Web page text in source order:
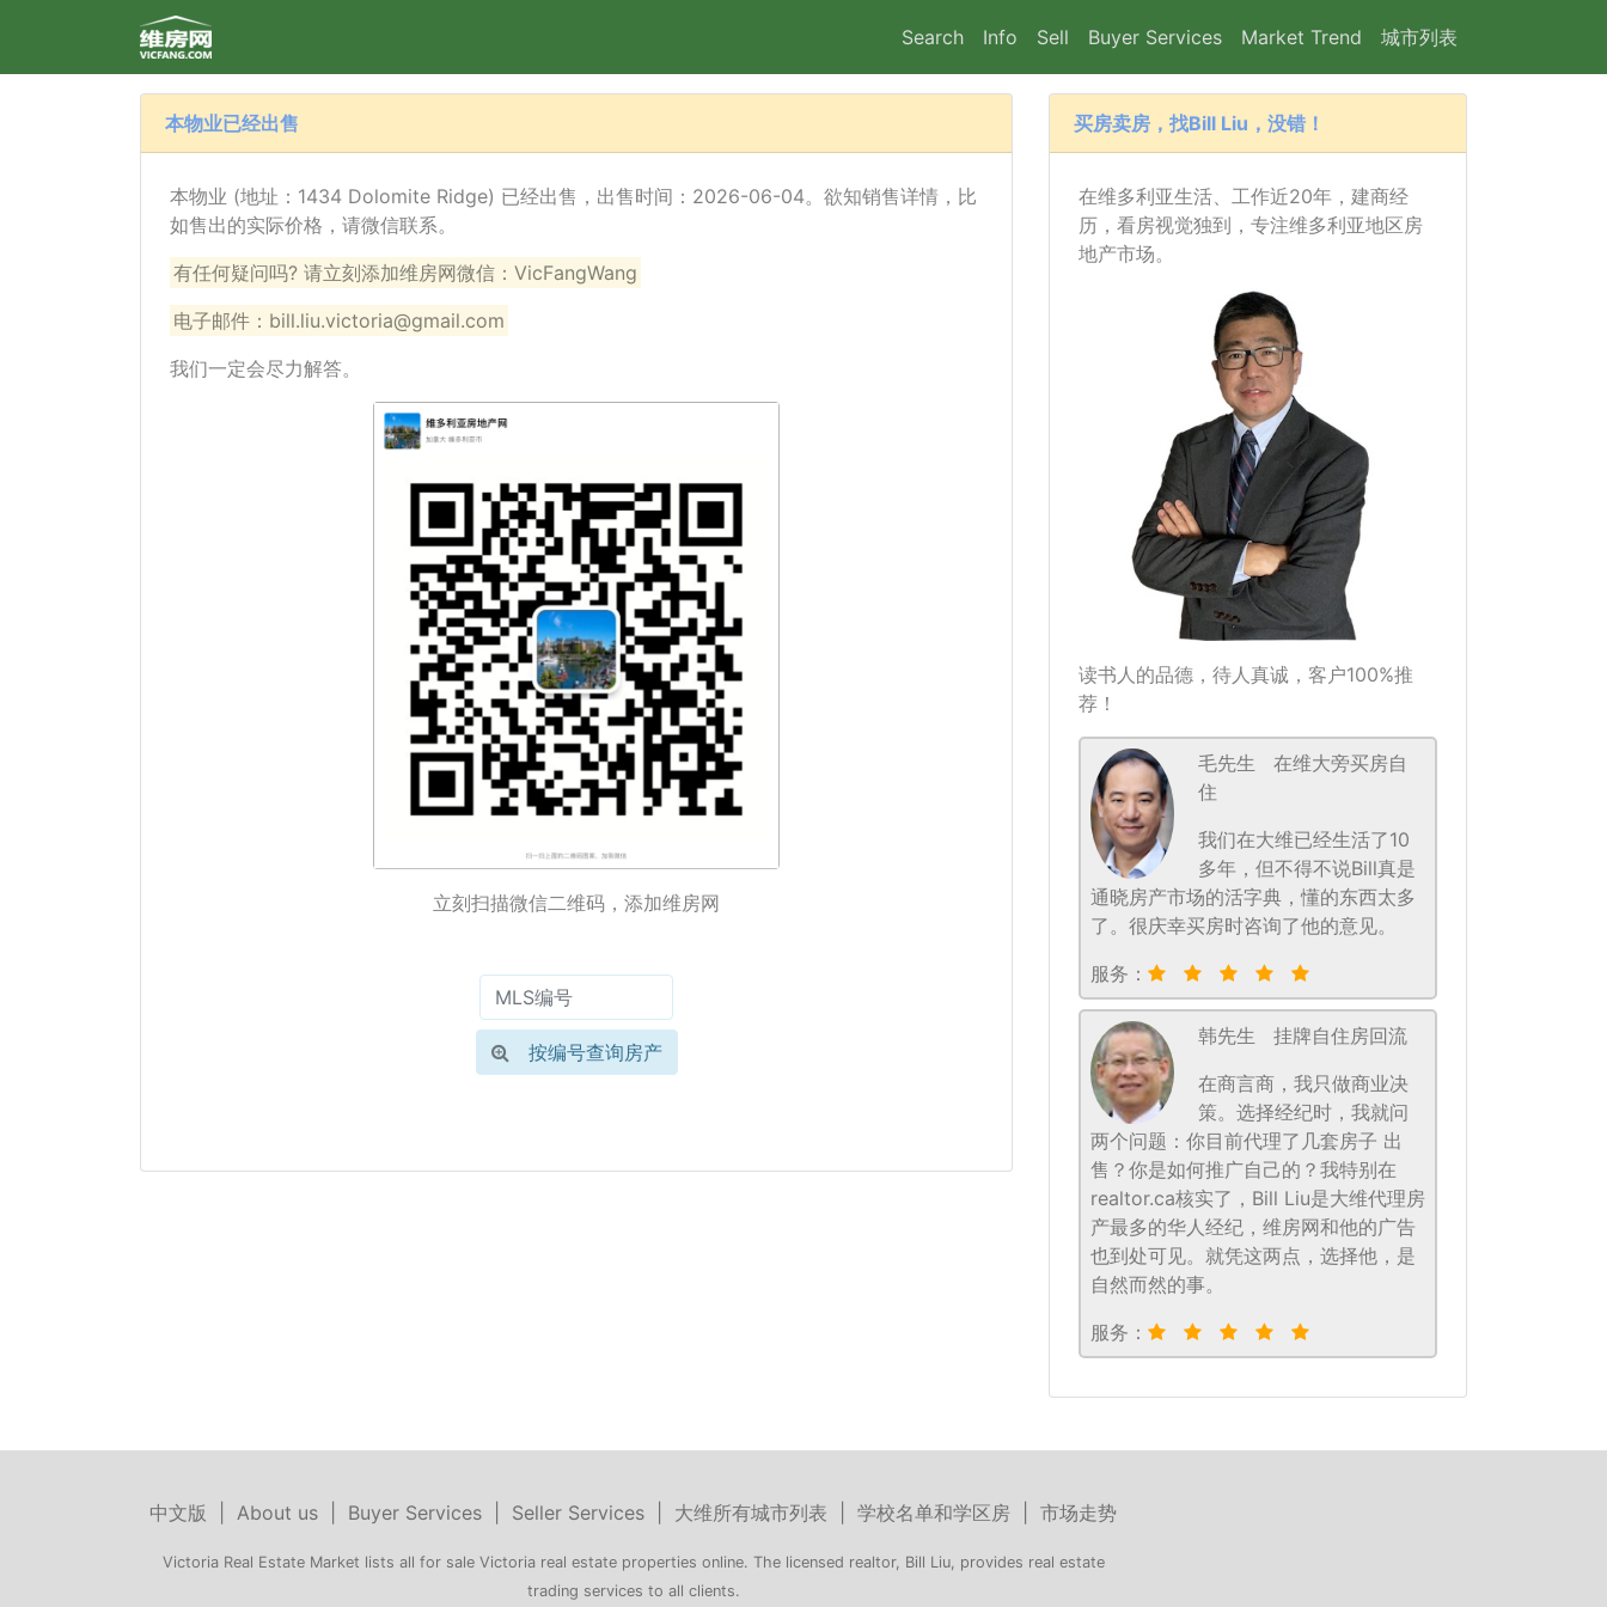
Search Info Sell Buyer Services Market Trend 城市列表
本物业已经出售
本物业 (地址：1434 Dolomite Ridge) 已经出售，出售时间：2026-06-04。欲知销售详情，比
如售出的实际价格，请微信联系。
有任何疑问吗? 请立刻添加维房网微信：VicFangWang
电子邮件：bill.liu.victoria@gmail.com
我们一定会尽力解答。
立刻扫描微信二维码，添加维房网
按编号查询房产
买房卖房，找Bill Liu，没错！
在维多利亚生活、工作近20年，建商经
历，看房视觉独到，专注维多利亚地区房
地产市场。
读书人的品德，待人真诚，客户100%推
荐！
毛先生
在维大旁买房自
住
我们在大维已经生活了10
多年，但不得不说Bill真是
通晓房产市场的活字典，懂的东西太多
了。很庆幸买房时咨询了他的意见。
服务：
韩先生
挂牌自住房回流
在商言商，我只做商业决
策。选择经纪时，我就问
两个问题：你目前代理了几套房子 出
售？你是如何推广自己的？我特别在
realtor.ca核实了，Bill Liu是大维代理房
产最多的华人经纪，维房网和他的广告
也到处可见。就凭这两点，选择他，是
自然而然的事。
服务：
中文版 About us Buyer Services Seller Services 大维所有城市列表 学校名单和学区房 市场走势
Victoria Real Estate Market lists all for sale Victoria real estate properties online. The licensed realtor, Bill Liu, provides real estate
trading services to all clients.